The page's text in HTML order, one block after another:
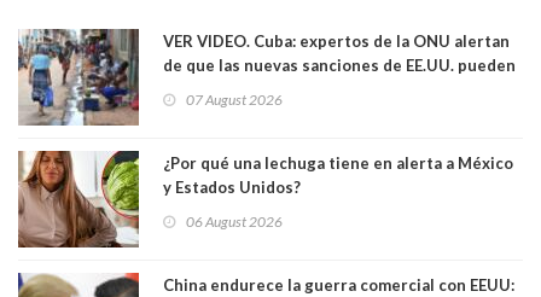
VER VIDEO. Cuba: expertos de la ONU alertan
de que las nuevas sanciones de EE.UU. pueden
07 August 2026
¿Por qué una lechuga tiene en alerta a México
y Estados Unidos?
06 August 2026
China endurece la guerra comercial con EEUU: